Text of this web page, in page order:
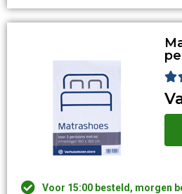

Voor 15:00 besteld, morgen